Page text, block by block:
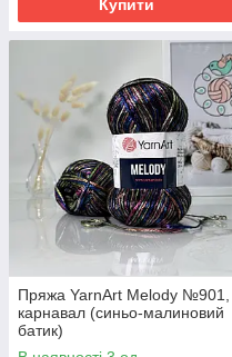
Купити
Пряжа YarnArt Melody №901,
карнавал (синьо-малиновий
батик)